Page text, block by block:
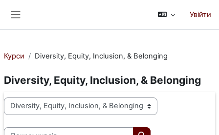
Увійти
Курси Diversity, Equity, Inclusion, & Belonging
Diversity, Equity, Inclusion, & Belonging
Категорії курсів
Пошук курсів